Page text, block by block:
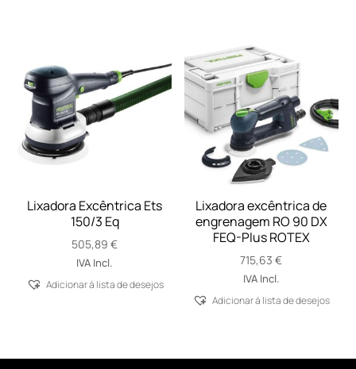
Lixadora Excêntrica Ets
150/3 Eq
505,89€
IVA Incl.
Adicionar á lista de desejos
Lixadora excêntrica de
engrenagem RO 90 DX
FEQ-Plus ROTEX
715,63€
IVA Incl.
Adicionar á lista de desejos